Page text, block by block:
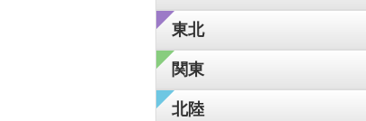
東北
関東
北陸